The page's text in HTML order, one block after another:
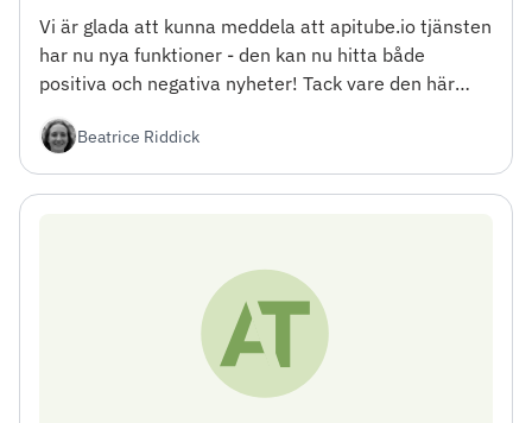
Vi är glada att kunna meddela att apitube.io tjänsten
har nu nya funktioner - den kan nu hitta både
positiva och negativa nyheter! Tack vare den här
fullständig bild av vad som händer i världen, samt
mer noggrant analysera människors åsikter om
ämnen som intresserar dig.
Beatrice Riddick